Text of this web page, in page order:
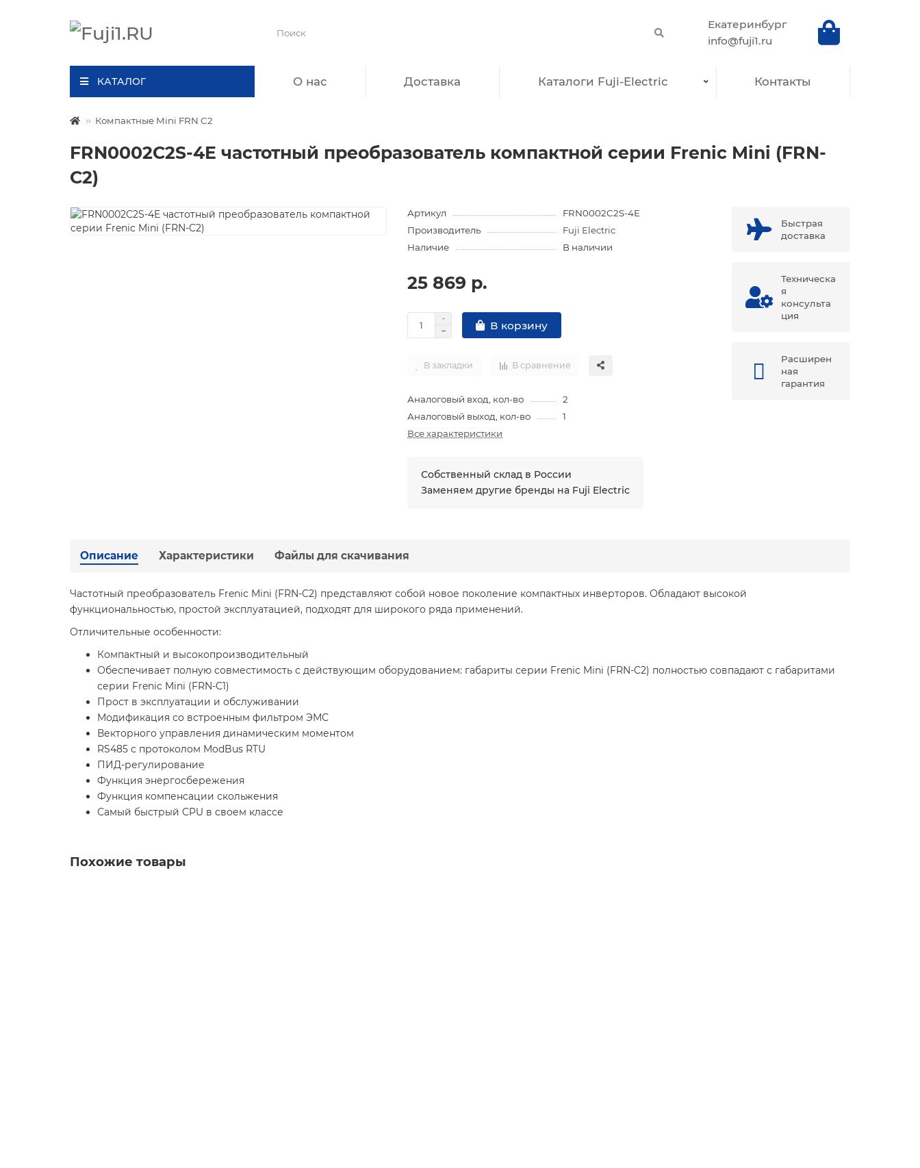
Екатеринбург
info@fuji1.ru
КАТАЛОГ О нас Доставка Каталоги Fuji-Electric Контакты
Компактные Mini FRN C2
FRN0002C2S-4E частотный преобразователь компактной серии Frenic Mini (FRN-
C2)
Артикул
FRN0002C2S-4E
Производитель
Fuji Electric
Наличие
В наличии
25 869 р.
В корзину
В закладки В сравнение
Аналоговый вход, кол-во
2
Аналоговый выход, кол-во
1
Все характеристики
Собственный склад в России
Заменяем другие бренды на Fuji Electric
Быстрая
доставка
Техническа
я
консульта
ция
Расширен
ная
гарантия
Описание Характеристики Файлы для скачивания
Частотный преобразователь Frenic Mini (FRN-C2) представляют собой новое поколение компактных инверторов. Обладают высокой
функциональностью, простой эксплуатацией, подходят для широкого ряда применений.
Отличительные особенности:
Компактный и высокопроизводительный
Обеспечивает полную совместимость с действующим оборудованием: габариты серии Frenic Mini (FRN-C2) полностью совпадают с габаритами
серии Frenic Mini (FRN-C1)
Прост в эксплуатации и обслуживании
Модификация со встроенным фильтром ЭМС
Векторного управления динамическим моментом
RS485 с протоколом ModBus RTU
ПИД-регулирование
Функция энергосбережения
Функция компенcации скольжения
Самый быстрый CPU в своем классе
Похожие товары